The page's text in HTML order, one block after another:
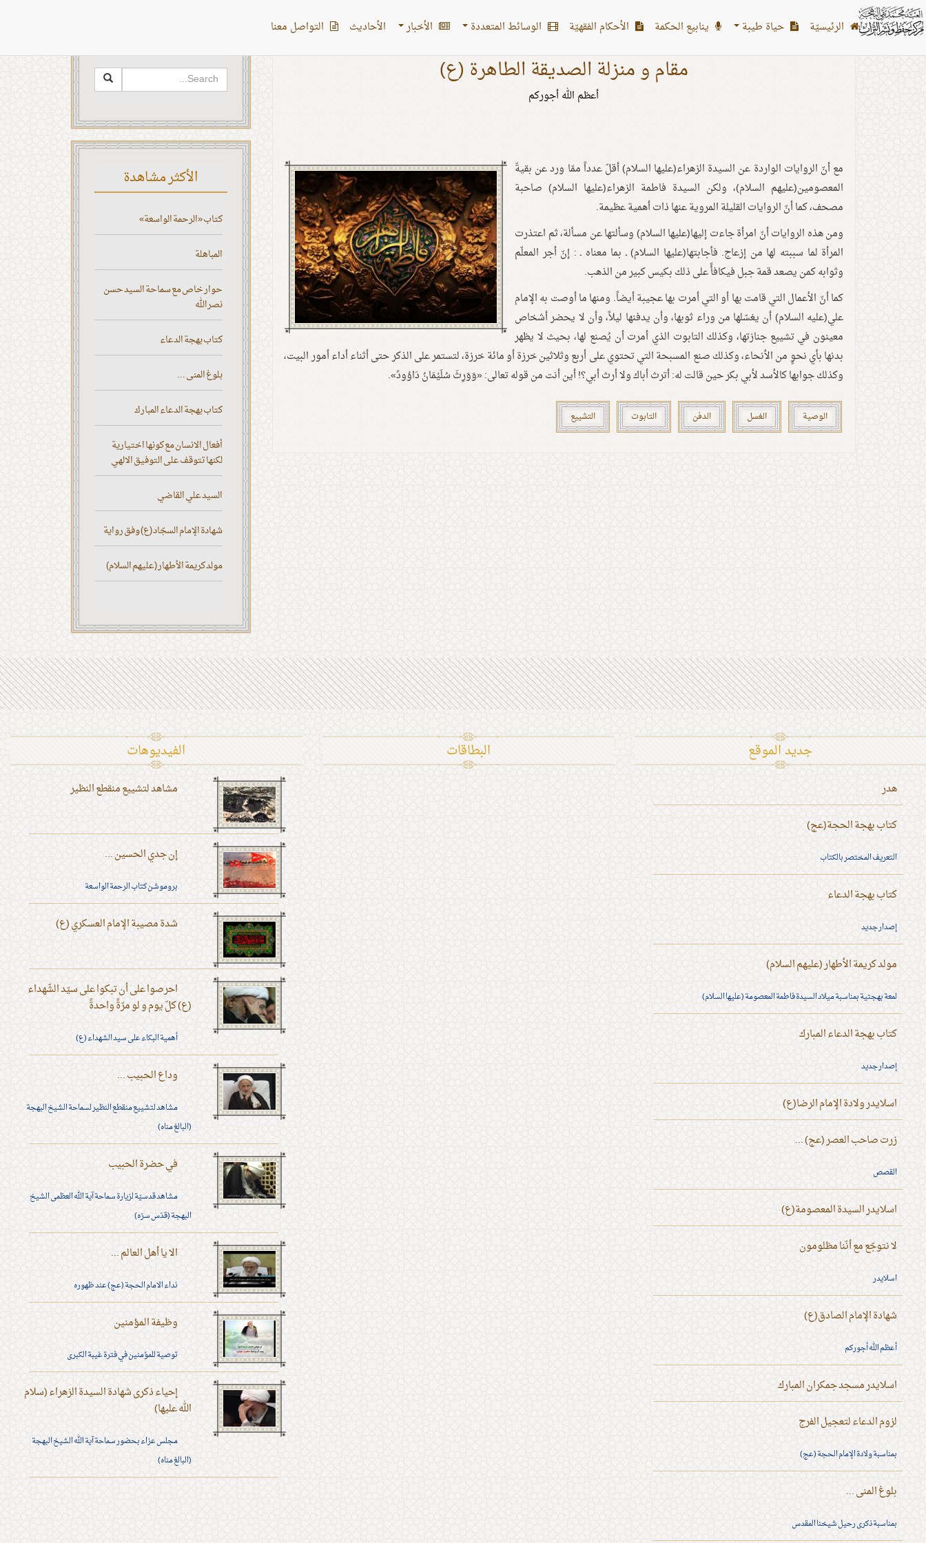
الرئیسیّة حياة طيبة ينابيع الحكمة الأحکام الفقهیّة الوسائط المتعددة الأخبار الأحادیث التواصل معنا
مقام و منزلة الصديقة الطاهرة (ع)
أعظم الله أجوركم
مع أنّ الروايات الواردة عن السيدة الزهراء(عليها السلام) أقلّ عدداً ممّا ورد عن بقيةّ
المعصومين(عليهم السلام)، ولكن السيدة فاطمة الزهراء(عليها السلام) صاحبة
مصحف، كما أنّ الروايات القليلة المروية عنها ذات أهمية عظيمة.
ومن هذه الروايات أنّ امرأة جاءت إليها(عليها السلام) وسألتها عن مسألة، ثم اعتذرت
المرأة لما سببته لها من إزعاج. فأجابتها(عليها السلام) ـ بما معناه ـ : إنّ أجر المعلّم
وثوابه كمن يصعد قمة جبل فيكافأً على ذلك بكيس كبير من الذهب.
كما أنّ الأعمال التي قامت بها أو التي أمرت بها عجيبة أيضاً. ومنها ما أوصت به الإمام
علي(عليه السلام) أن يغسّلها من وراء ثوبها، وأن يدفنها ليلاً، وأن لا يحضر أشخاص
معينون في تشييع جنازتها، وكذلك التابوت الذي أمرت أن يُصنع لها، بحيث لا يظهر
بدنها بأي نحوٍ من الأنحاء، وكذلك صنع المسبحة التي تحتوي على أربع وثلاثين خرزة أو مائة خرزة، لتستمر على الذكر حتى أثناء أداء أمور البيت،
وكذلك جوابها كالأسد لأبي بكر حين قالت له: أترث أباك ولا أرث أبي؟! أين أنت من قوله تعالى: «وَوَرِثَ سُلَيْمَانُ دَاوُودََ».
الوصية الغسل الدفن التابوت التشييع
الأكثر مشاهدة
كتاب «الرحمة الواسعة»
المباهلة
حوار خاص مع سماحة السيد حسن
نصر الله
كتاب بهجة الدعاء
بلوغ المنى ...
كتاب بهجة الدعاء المبارك
أفعال الانسان مع كونها اختيارية
لكنها تتوقف على التوفيق الالهي
السيد علي القاضي
شهادة الإمام السجّاد (ع) وفق رواية
مولد كريمة الأطهار (عليهم السلام)
الفیدیوهات
مشاهد لتشييع منقطع النظير
إن جدي الحسين ...
بروموشن كتاب الرحمة الواسعة
شدة مصيبة الإمام العسكري (ع)
احرصوا على أن تبكوا على سيّد الشّهداء
(ع) كلّ يوم و لو مرّةً واحدةً
أهمية البكاء على سيد الشهداء (ع)
وداع الحبيب ...
مشاهد لتشييع منقطع النظير لسماحة الشيخ البهجة
(البالغ مناه)
في حضرة الحبيب
مشاهد قدسيّة لزيارة سماحة آية الله العظمى الشيخ
البهجة (قدّس سرّه)
الا يا أهل العالم ...
نداء الامام الحجة (عج) عند ظهوره
وظيفة المؤمنين
توصية للمؤمنين في فترة غيبة الكبرى
إحياء ذكرى شهادة السيدة الزهراء (سلام
الله عليها)
مجلس عزاء بحضور سماحة آية الله الشيخ البهجة
(البالغ مناه)
البطاقات جديد الموقع
هدر
كتاب بهجة الحجة(عج)
التعريف المختصر بالكتاب
كتاب بهجة الدعاء
إصدار جديد
مولد كريمة الأطهار (عليهم السلام)
لمعة بهجتية بمناسبة ميلاد السيدة فاطمة المعصومة (عليها السلام)
كتاب بهجة الدعاء المبارك
إصدار جديد
اسلايدر ولادة الإمام الرضا(ع)
زرت صاحب العصر (عج) ...
القصص
اسلايدر السيدة المعصومة(ع)
لا نتوجّع مع أنّنا مظلومون
اسلايدر
شهادة الإمام الصادق(ع)
أعظم الله أجوركم
اسلايدر مسجد جمكران المبارك
لزوم الدعاء لتعجيل الفرج
بمناسبة ولادة الإمام الحجة (عج)
بلوغ المنى ...
بمناسبة ذكرى رحيل شيخنا المقدس